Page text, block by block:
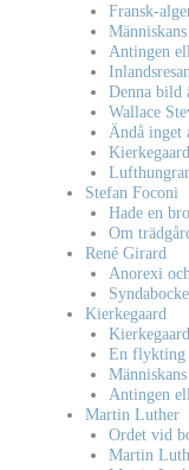
Fransk-
Antingen
Denna bild
Wallace
Ändå inget
Stefan Foconi
Hade en
Om
René Girard
Anorexi
Kierkegaard
En flykting
Antingen
Martin Luther
Ordet vid
Martin